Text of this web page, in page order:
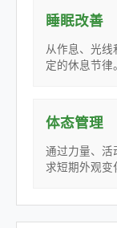
睡眠改善
从作息、光线
定的休息节律
体态管理
通过力量、活
求短期外观变